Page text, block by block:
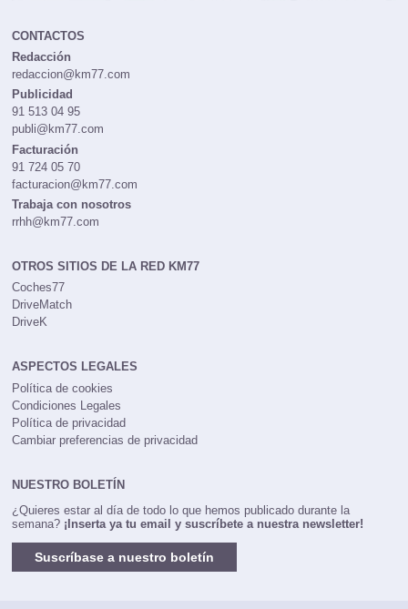
CONTACTOS
Redacción
redaccion@km77.com
Publicidad
91 513 04 95
publi@km77.com
Facturación
91 724 05 70
facturacion@km77.com
Trabaja con nosotros
rrhh@km77.com
OTROS SITIOS DE LA RED KM77
Coches77
DriveMatch
DriveK
ASPECTOS LEGALES
Política de cookies
Condiciones Legales
Política de privacidad
Cambiar preferencias de privacidad
NUESTRO BOLETÍN
¿Quieres estar al día de todo lo que hemos publicado durante la
semana? ¡Inserta ya tu email y suscríbete a nuestra newsletter!
Suscríbase a nuestro boletín